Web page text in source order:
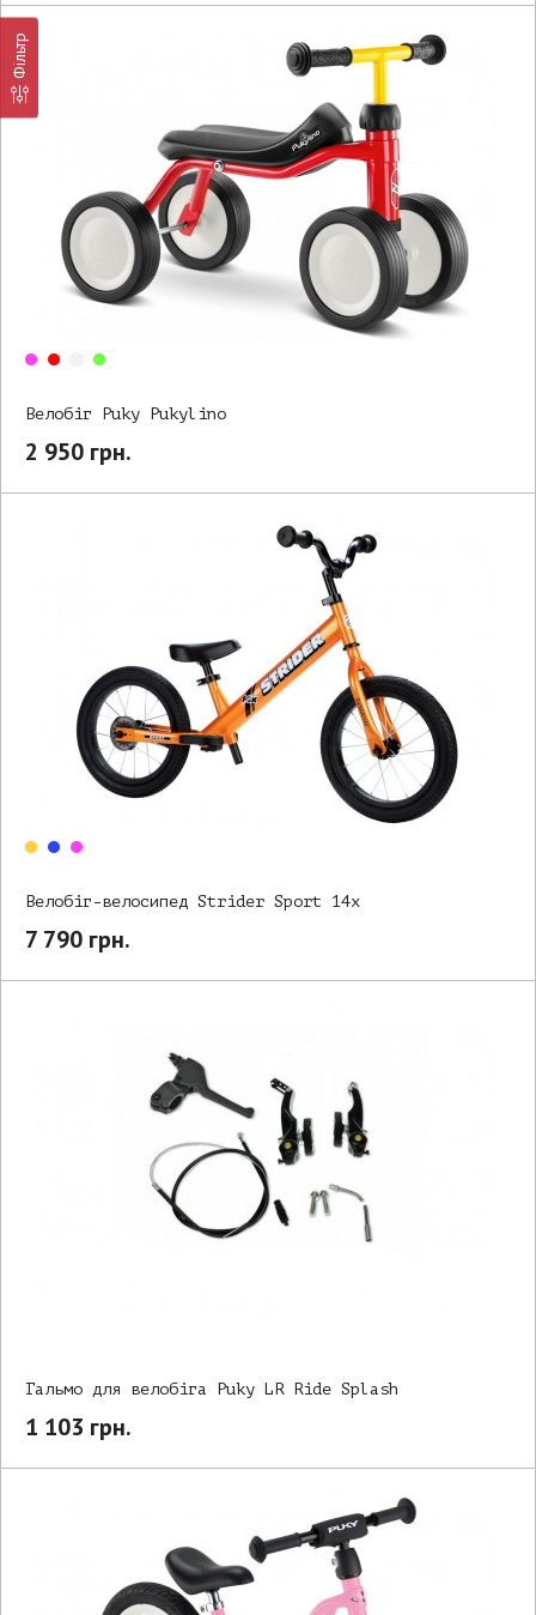
Фільтр
Велобіг Puky Pukylino
2 950 грн.
Велобіг-велосипед Strider Sport 14x
7 790 грн.
Гальмо для велобіга Puky LR Ride Splash
1 103 грн.